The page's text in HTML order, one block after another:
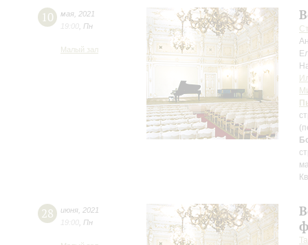
10 мая 2021
19:00 Пн
Малый зал
28 июня 2021
19:00 Пн